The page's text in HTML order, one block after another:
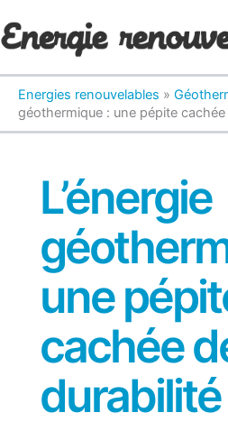
au
contenu
Energies renouvelables »
géothermique : une pépite
L’énergie
une
cachée
durabilité